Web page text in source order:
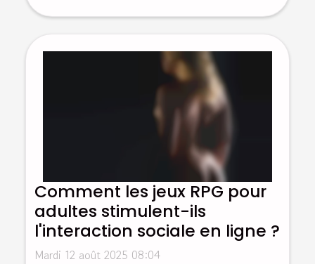
Comment les jeux RPG pour
adultes stimulent-ils
l'interaction sociale en ligne ?
Mardi 12 août 2025 08:04